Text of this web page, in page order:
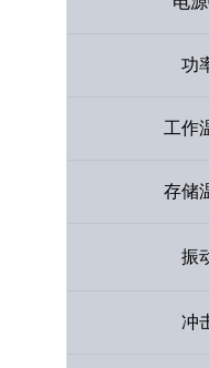
功
工作
存储
振
冲